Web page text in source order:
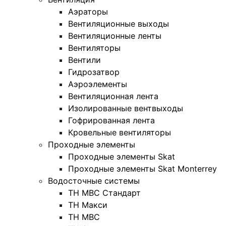
Аэраторы
Вентиляционные выходы
Вентиляционные ленты
Вентиляторы
Вентили
Гидрозатвор
Аэроэлементы
Вентиляционная лента
Изолированные вентвыходы
Гофрированная лента
Кровельные вентиляторы
Проходные элементы
Проходные элементы Skat
Проходные элементы Skat Monterrey
Водосточные системы
TH MBC Стандарт
TH Макси
TH МВС